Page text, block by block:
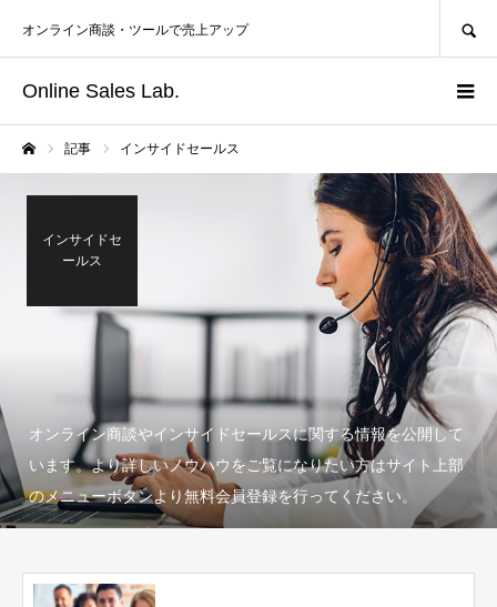
Online Sales Lab.
オンライン商談・ツールで売上アップ
記事 インサイドセールス
インサイドセ
ールス
オンライン商談やインサイドセールスに関する情報を公開して
います。より詳しいノウハウをご覧になりたい方はサイト上部
のメニューボタンより無料会員登録を行ってください。